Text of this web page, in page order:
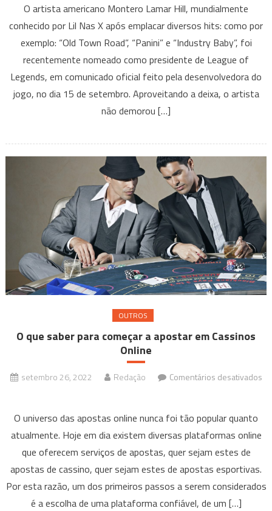
Nas
X
lança
música
tema
da
“Worlds
O artista americano Montero Lamar Hill, mundialmente
conhecido por Lil Nas X após emplacar diversos hits: como por
exemplo: “Old Town Road”, “Panini” e “Industry Baby”, foi
recentemente nomeado como presidente de League of
Legends, em comunicado oficial feito pela desenvolvedora do
jogo, no dia 15 de setembro. Aproveitando a deixa, o artista
não demorou […]
OUTROS
O que saber para começar a apostar em Cassinos
Online
setembro 26, 2022 Redação
Comentários desativados
que
saber
para
começar
a
apostar
O universo das apostas online nunca foi tão popular quanto
atualmente. Hoje em dia existem diversas plataformas online
que oferecem serviços de apostas, quer sejam estes de
apostas de cassino, quer sejam estes de apostas esportivas.
Por esta razão, um dos primeiros passos a serem considerados
é a escolha de uma plataforma confiável, de um […]